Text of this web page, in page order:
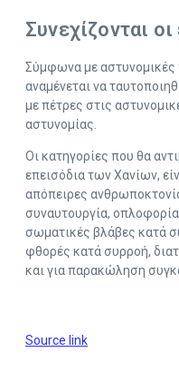
Συνεχίζονται
Σύμφωνα με
αναμένεται να
με πέτρες στις
αστυνομίας.
Οι κατηγορίες που θα
επεισόδια των Χανίων,
απόπειρες
συναυτουργία,
σωματικές βλάβες κατά
φθορές κατά συρροή,
και για παρακώληση
Source link